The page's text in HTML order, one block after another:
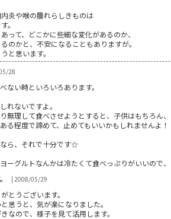
炎や喉の腫れらしきものは
。
って、どこかに些細な変化があるのか、
のかと、不安になることもありますが。
と思います。
28
ない時といろいろあります。
れないですよ。
無理して食べさせようとすると、子供はもちろん
る程度で諦めて、止めてもいいかもしれませんよ！
ら、それで十分です☆
ーグルトなんかは冷たくて食べっぷりがいいので
| 2008/05/29
とうございます。
思うと、気が楽になりました。
なので、様子を見て活用します。